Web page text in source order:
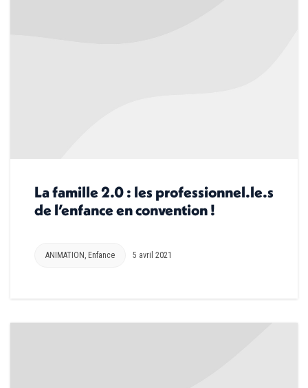
La famille 2.0 : les professionnel.le.s
de l’enfance en convention !
ANIMATION , Enfance 5 avril 2021